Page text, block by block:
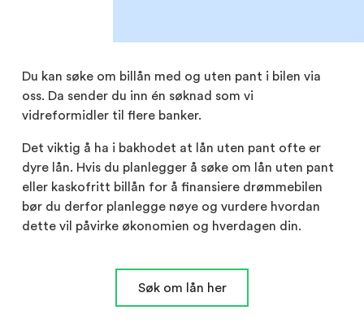
Du kan søke om billån med og uten pant i bilen via
oss. Da sender du inn én søknad som vi
vidreformidler til flere banker.
Det viktig å ha i bakhodet at lån uten pant ofte er
dyre lån. Hvis du planlegger å søke om lån uten pant
eller kaskofritt billån for å finansiere drømmebilen
bør du derfor planlegge nøye og vurdere hvordan
dette vil påvirke økonomien og hverdagen din.
Søk om lån her